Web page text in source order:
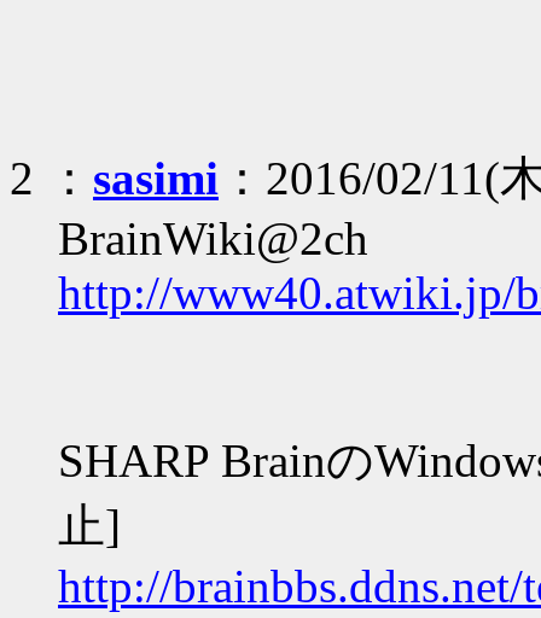
2 ： sasimi ：2016/02/11(
BrainWiki@2ch
http://www40.atwiki.jp/
SHARP Brainの
止]
http://